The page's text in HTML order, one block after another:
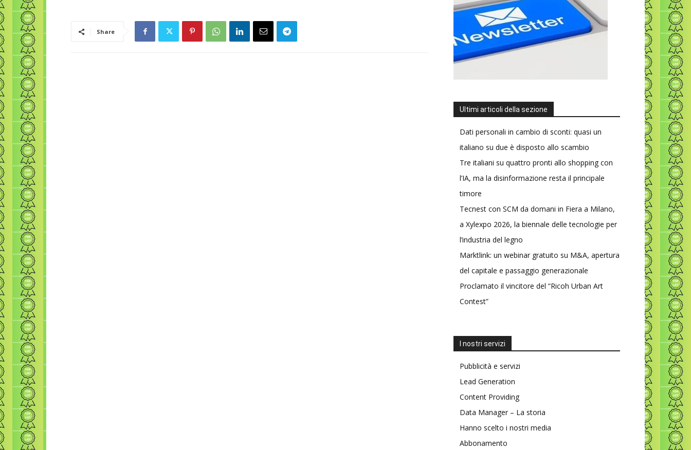
Share
Ultimi articoli della sezione
Dati personali in cambio di sconti: quasi un
italiano su due è disposto allo scambio
Tre italiani su quattro pronti allo shopping con
l’IA, ma la disinformazione resta il principale
timore
Tecnest con SCM da domani in Fiera a Milano,
a Xylexpo 2026, la biennale delle tecnologie per
l’industria del legno
Marktlink: un webinar gratuito su M&A, apertura
del capitale e passaggio generazionale
Proclamato il vincitore del “Ricoh Urban Art
Contest”
I nostri servizi
Pubblicità e servizi
Lead Generation
Content Providing
Data Manager – La storia
Hanno scelto i nostri media
Abbonamento